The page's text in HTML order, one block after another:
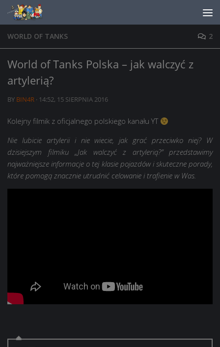
Skip to content
WORLD OF TANKS 2
World of Tanks Polska – jak walczyć z
artylerią?
BY BIN4R · 14:52, 15 SIERPNIA 2016
Kolejny filmik z oficjalnego polskiego kanału YT
Nie lubicie artylerii i nie wiecie, jak grać przeciwko niej? W
dzisiejszym filmiku „Jak walczyć z artylerią?” przedstawimy
najważniejsze informacje o tej klasie pojazdów i skuteczne porady,
które pomogą znacznie utrudnić celowanie i trafienie w Was.